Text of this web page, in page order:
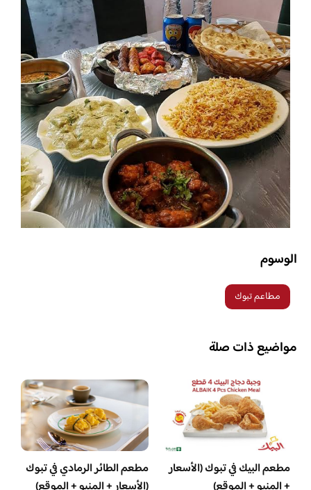
الوسوم
مطاعم تبوك
مواضيع ذات صلة
مطعم البيك في تبوك (الأسعار
مطعم الطائر الرمادي في تبوك